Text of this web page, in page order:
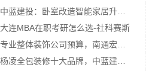
大连MBA在职考研怎么选-社科赛斯